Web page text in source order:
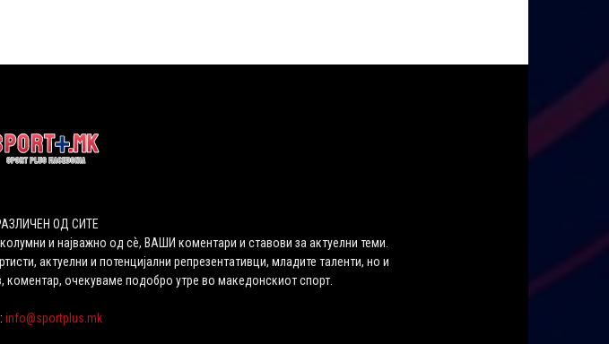
ОД СИТЕ
и најважно од сѐ, ВАШИ коментари и ставови за актуелни теми.
актуелни и потенцијални репрезентативци, младите таленти, но и
коментар, очекуваме подобро утре во македонскиот спорт.
info@sportplus.mk